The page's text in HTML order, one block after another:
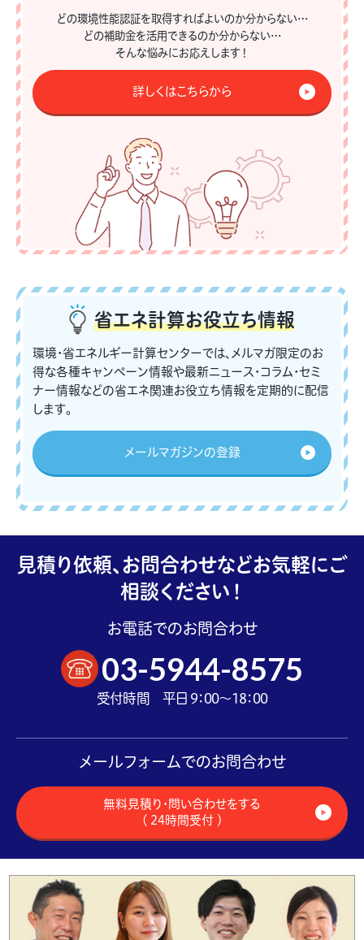
どの環境性能認証を取得すればよいのか分からない…
どの補助金を活用できるのか分からない…
そんな悩みにお応えします！
詳しくはこちらから
省エネ計算お役立ち情報
環境・省エネルギー計算センターでは、メルマガ限定のお
得な各種キャンペーン情報や最新ニュース・コラム・セミ
ナー情報などの省エネ関連お役立ち情報を定期的に配信
します。
メールマガジンの登録
見積り依頼、お問合わせなどお気軽にご
相談ください！
お電話でのお問合わせ
03-5944-8575
受付時間 平日 9：00～18：00
メールフォームでのお問合わせ
無料見積り・問い合わせをする
（ 24時間受付 ）